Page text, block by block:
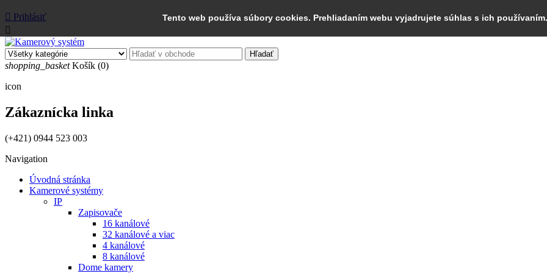
Tento web používa súbory cookies. Prehliadaním webu vyjadrujete súhlas s ich používaním.
 Prihlásiť

Hľadať
shopping_basket Košík (0)
icon
Zákaznícka linka
(+421) 0944 523 003
Navigation
Úvodná stránka
Kamerové systémy
IP
Zapisovače
16 kanálové
32 kanálové a viac
4 kanálové
8 kanálové
Dome kamery